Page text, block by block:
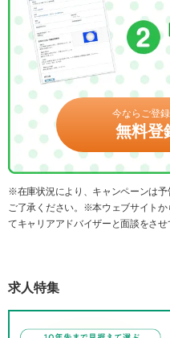
今ならご登
無料登
※在庫状況により、キャンペーンは予
ご了承ください。※本ウェブサイト
てキャリアアドバイザーと面談をさせ
求人特集